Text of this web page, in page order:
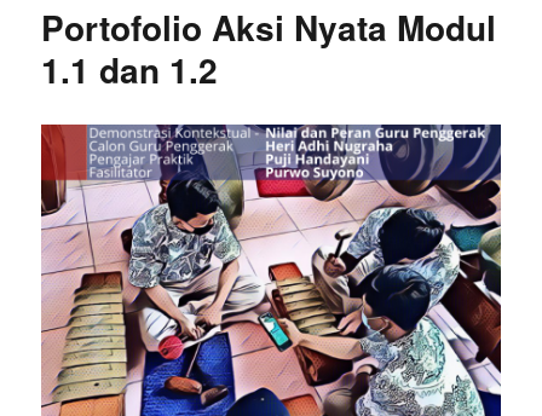
Portofolio Aksi Nyata Modul
1.1 dan 1.2